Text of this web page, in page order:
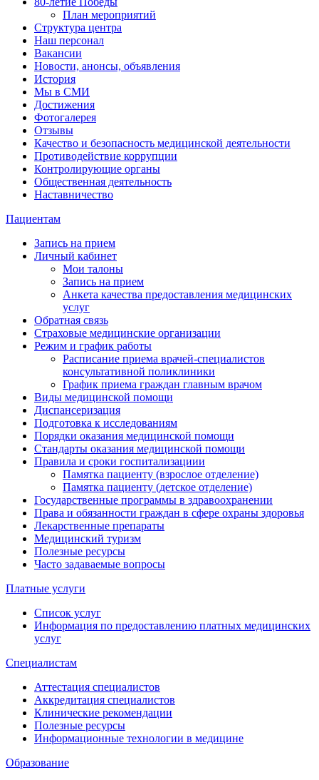
План мероприятий
Структура центра
Наш персонал
Вакансии
Новости, анонсы, объявления
История
Мы в СМИ
Достижения
Фотогалерея
Отзывы
Качество и безопасность медицинской деятельности
Противодействие коррупции
Контролирующие органы
Общественная деятельность
Наставничество
Пациентам
Запись на прием
Личный кабинет
Мои талоны
Запись на прием
Анкета качества предоставления медицинских
услуг
Обратная связь
Страховые медицинские организации
Режим и график работы
Расписание приема врачей-специалистов
консультативной поликлиники
График приема граждан главным врачом
Виды медицинской помощи
Диспансеризация
Подготовка к исследованиям
Порядки оказания медицинской помощи
Стандарты оказания медицинской помощи
Правила и сроки госпитализациии
Памятка пациенту (взрослое отделение)
Памятка пациенту (детское отделение)
Государственные программы в здравоохранении
Права и обязанности граждан в сфере охраны здоровья
Лекарственные препараты
Медицинский туризм
Полезные ресурсы
Часто задаваемые вопросы
Платные услуги
Список услуг
Информация по предоставлению платных медицинских
услуг
Специалистам
Аттестация специалистов
Аккредитация специалистов
Клинические рекомендации
Полезные ресурсы
Информационные технологии в медицине
Образование